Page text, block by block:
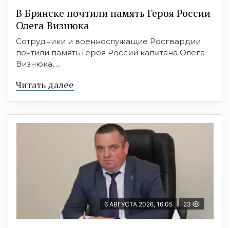
В Брянске почтили память Героя России
Олега Визнюка
Сотрудники и военнослужащие Росгвардии
почтили память Героя России капитана Олега
Визнюка, ...
Читать далее
6 АВГУСТА 2026, 16:05 23